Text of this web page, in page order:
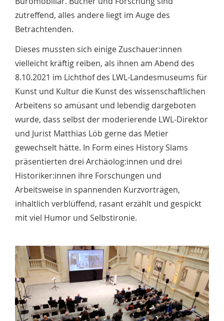
zutreffend, alles andere liegt im Auge des
Betrachtenden.
Dieses mussten sich einige Zuschauer:innen
vielleicht kräftig reiben, als ihnen am Abend des
8.10.2021 im Lichthof des LWL-Landesmuseums für
Kunst und Kultur die Kunst des wissenschaftlichen
Arbeitens so amüsant und lebendig dargeboten
wurde, dass selbst der moderierende LWL-Direktor
und Jurist Matthias Löb gerne das Metier
gewechselt hätte. In Form eines History Slams
präsentierten drei Archäolog:innen und drei
Historiker:innen ihre Forschungen und
Arbeitsweise in spannenden Kurzvorträgen,
inhaltlich verblüffend, rasant erzählt und gespickt
mit viel Humor und Selbstironie.